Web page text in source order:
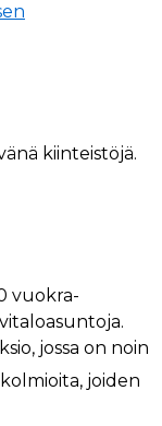
kiinteistöjä.
vuokra-
jossa on noin
joiden